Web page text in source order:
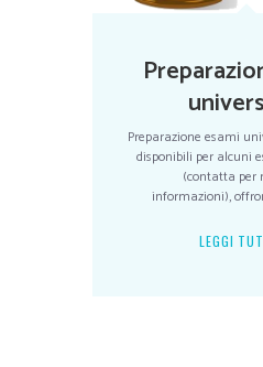
Preparazione esami
disponibili per alcuni
(contatta per
informazioni),
LEGGI